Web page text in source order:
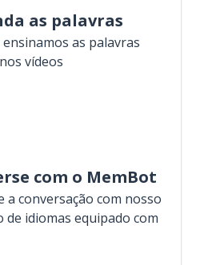
as palavras
as palavras
vídeos
com o MemBot
a conversação com nosso
de idiomas equipado com